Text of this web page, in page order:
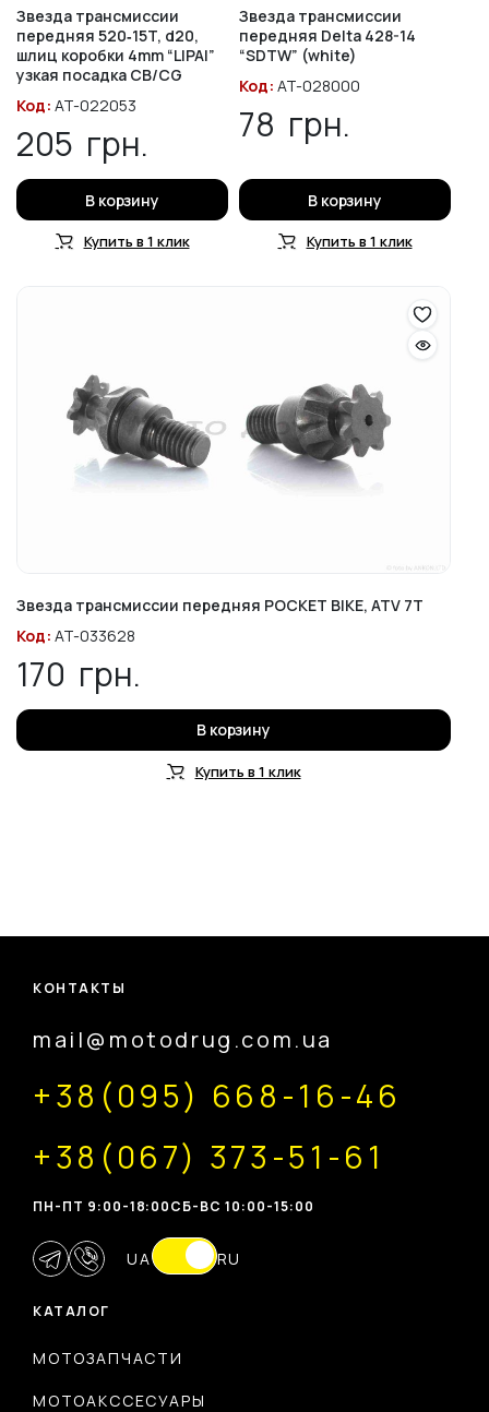
Звезда трансмиссии
передняя 520‑15T, d20,
шлиц коробки 4mm “LIPAI”
узкая посадка CB/CG
Код: AT-022053
205 грн.
В корзину
Купить в 1 клик
Звезда трансмиссии
передняя Delta 428-14
“SDTW” (white)
Код: AT-028000
78 грн.
В корзину
Купить в 1 клик
Звезда трансмиссии передняя POCKET BIKE, ATV 7T
Код: AT-033628
170 грн.
В корзину
Купить в 1 клик
КАТАЛОГ
МОТОЗАПЧАСТИ
МОТОАКССЕСУАРЫ
КОНТАКТЫ
mail@motodrug.com.ua
+38(095) 668-16-46
+38(067) 373-51-61
ПН-ПТ 9:00-18:00CБ-ВС 10:00-15:00
UA RU